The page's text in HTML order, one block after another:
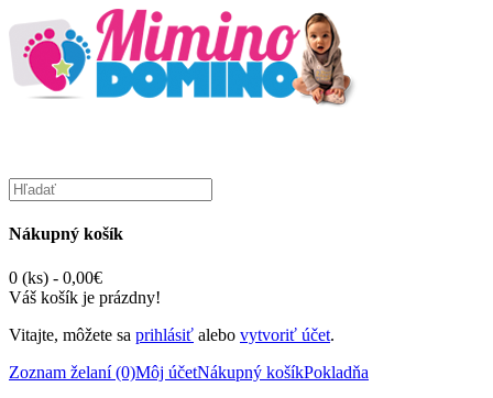
Nákupný košík
0 (ks) - 0,00€
Váš košík je prázdny!
Vitajte, môžete sa prihlásiť alebo vytvoriť účet.
Zoznam želaní (0)Môj účetNákupný košíkPokladňa